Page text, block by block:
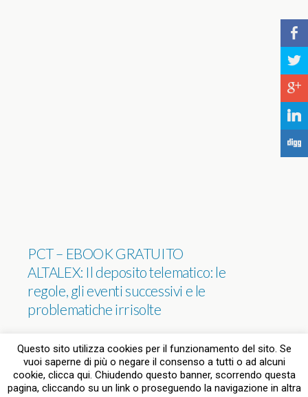
PCT – EBOOK GRATUITO
ALTALEX: Il deposito telematico: le
regole, gli eventi successivi e le
problematiche irrisolte
Torna su
Questo sito utilizza cookies per il funzionamento del sito. Se
vuoi saperne di più o negare il consenso a tutti o ad alcuni
cookie, clicca qui. Chiudendo questo banner, scorrendo questa
pagina, cliccando su un link o proseguendo la navigazione in altra
b
a
c
j
F